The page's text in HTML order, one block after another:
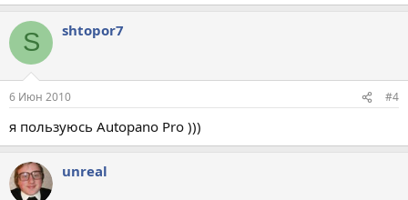
S shtopor7
6 Июн 2010 #4
я пользуюсь Autopano Pro )))
unreal